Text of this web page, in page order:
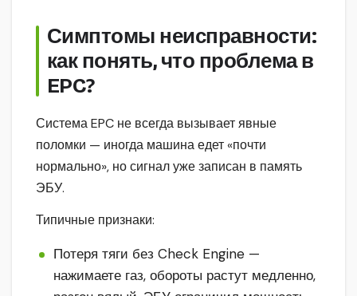
Симптомы неисправности:
как понять, что проблема в
EPC?
Система EPC не всегда вызывает явные
поломки — иногда машина едет «почти
нормально», но сигнал уже записан в память
ЭБУ.
Типичные признаки:
Потеря тяги без Check Engine —
нажимаете газ, обороты растут медленно,